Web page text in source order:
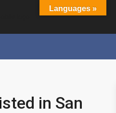
in San
Languages »